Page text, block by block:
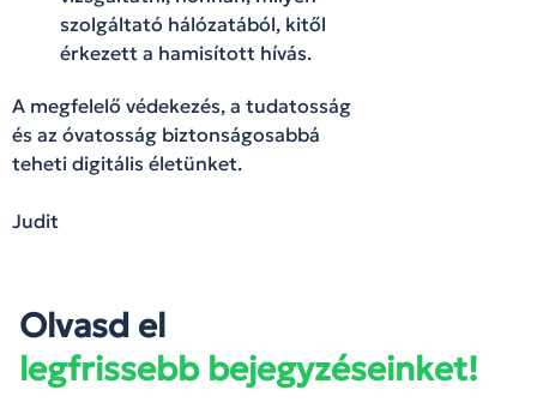
szolgáltató hálózatából, kitől
érkezett a hamisított hívás.
A megfelelő védekezés, a tudatosság
és az óvatosság biztonságosabbá
teheti digitális életünket.
Judit
Olvasd el
legfrissebb bejegyzéseinket!